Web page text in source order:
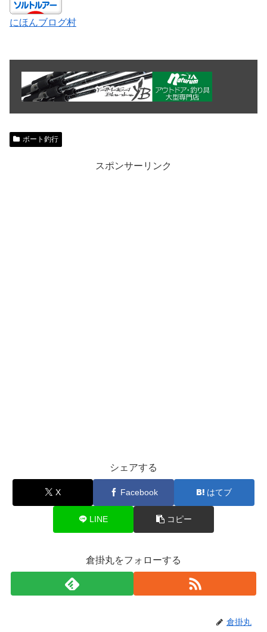
にほんブログ村
ボート釣行
スポンサーリンク
シェアする
X Facebook はてブ
LINE コピー
倉掛丸をフォローする
倉掛丸